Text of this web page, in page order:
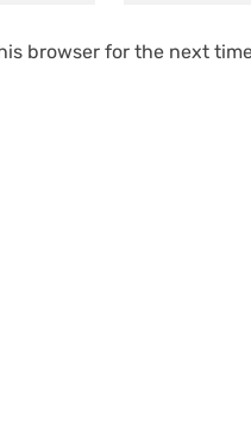
browser for the next